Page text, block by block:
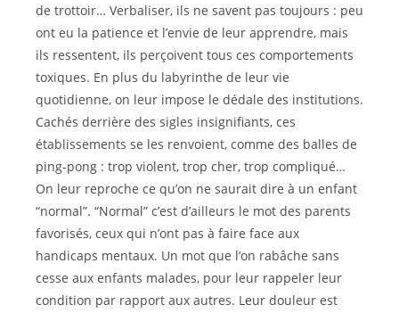
de trottoir… Verbaliser, ils ne savent pas toujours : peu
ont eu la patience et l’envie de leur apprendre, mais
ils ressentent, ils perçoivent tous ces comportements
toxiques. En plus du labyrinthe de leur vie
quotidienne, on leur impose le dédale des institutions.
Cachés derrière des sigles insignifiants, ces
établissements se les renvoient, comme des balles de
ping-pong : trop violent, trop cher, trop compliqué…
On leur reproche ce qu’on ne saurait dire à un enfant
“normal”. “Normal” c’est d’ailleurs le mot des parents
favorisés, ceux qui n’ont pas à faire face aux
handicaps mentaux. Un mot que l’on rabâche sans
cesse aux enfants malades, pour leur rappeler leur
condition par rapport aux autres. Leur douleur est